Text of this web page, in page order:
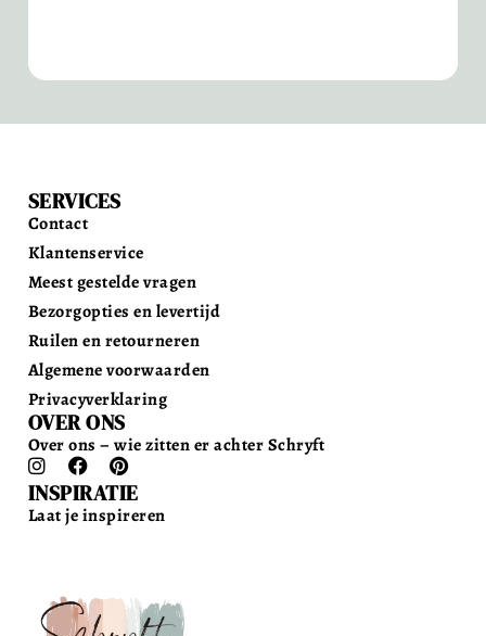
SERVICES
Contact
Klantenservice
Meest gestelde vragen
Bezorgopties en levertijd
Ruilen en retourneren
Algemene voorwaarden
Privacyverklaring
OVER ONS
Over ons – wie zitten er achter Schryft
INSPIRATIE
Laat je inspireren